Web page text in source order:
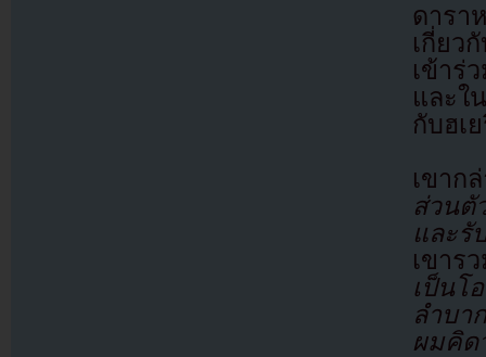
ดารา
เกี่ยว
เข้าร่
และใ
กับฮเ
เขา
ส่วนตั
และรั
เขาร
เป็นโ
ลำบา
ผมคิด